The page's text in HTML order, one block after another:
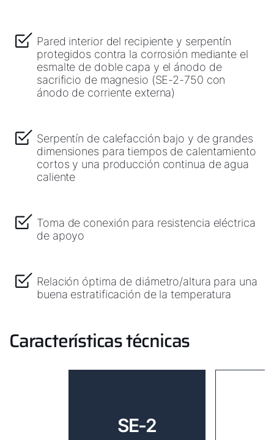
Pared interior del recipiente y serpentín
protegidos contra la corrosión mediante el
esmalte de doble capa y el ánodo de
sacrificio de magnesio (SE-2-750 con
ánodo de corriente externa)
Serpentín de calefacción bajo y de grandes
dimensiones para tiempos de calentamiento
cortos y una producción continua de agua
caliente
Toma de conexión para resistencia eléctrica
de apoyo
Relación óptima de diámetro/altura para una
buena estratificación de la temperatura
Características técnicas
SE-2